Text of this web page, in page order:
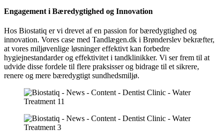
Engagement i Bæredygtighed og Innovation
Hos Biostatiq er vi drevet af en passion for bæredygtighed og
innovation. Vores case med Tandlægen.dk i Brønderslev bekræfter,
at vores miljøvenlige løsninger effektivt kan forbedre
hygiejnestandarder og effektivitet i tandklinikker. Vi ser frem til at
udvide disse fordele til flere praksisser og bidrage til et sikrere,
renere og mere bæredygtigt sundhedsmiljø.